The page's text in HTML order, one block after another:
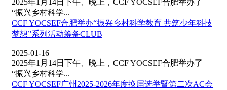
2025年1月14日下午、晚上，CCF YOCSEF合肥举办了
“振兴乡村科学...
CCF YOCSEF合肥举办“振兴乡村科学教育 共筑少年科技
梦想”系列活动筹备CLUB
2025-01-16
2025年1月14日下午、晚上，CCF YOCSEF合肥举办了
“振兴乡村科学...
CCF YOCSEF广州2025-2026年度换届选举暨第二次AC会